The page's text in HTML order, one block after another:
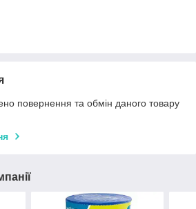
повернення та обмін даного товару